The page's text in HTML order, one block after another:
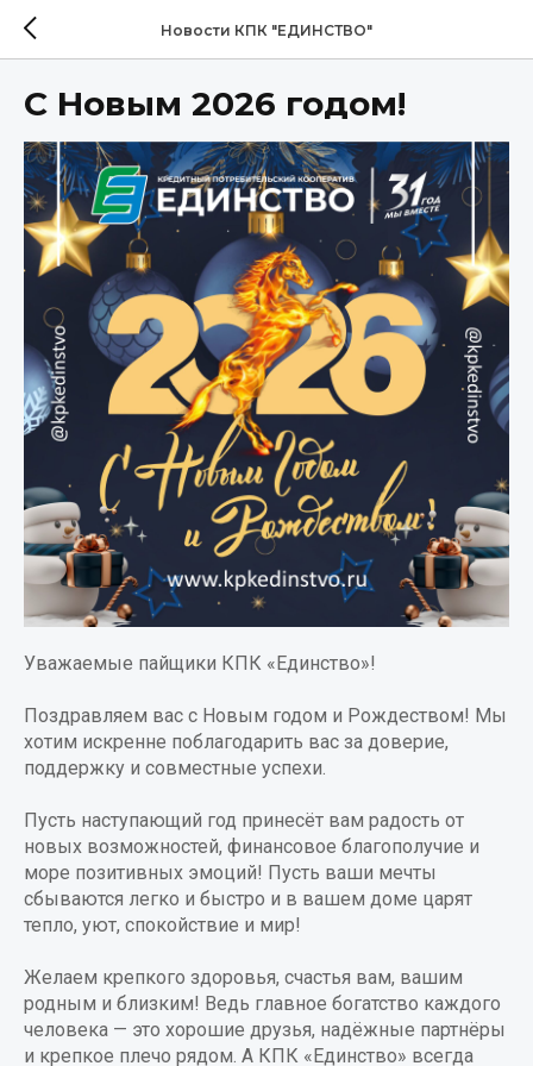
Новости КПК "ЕДИНСТВО"
С Новым 2026 годом!
Уважаемые пайщики КПК «Единство»!
Поздравляем вас с Новым годом и Рождеством! Мы
хотим искренне поблагодарить вас за доверие,
поддержку и совместные успехи.
Пусть наступающий год принесёт вам радость от
новых возможностей, финансовое благополучие и
море позитивных эмоций! Пусть ваши мечты
сбываются легко и быстро и в вашем доме царят
тепло, уют, спокойствие и мир!
Желаем крепкого здоровья, счастья вам, вашим
родным и близким! Ведь главное богатство каждого
человека — это хорошие друзья, надёжные партнёры
и крепкое плечо рядом. А КПК «Единство» всегда